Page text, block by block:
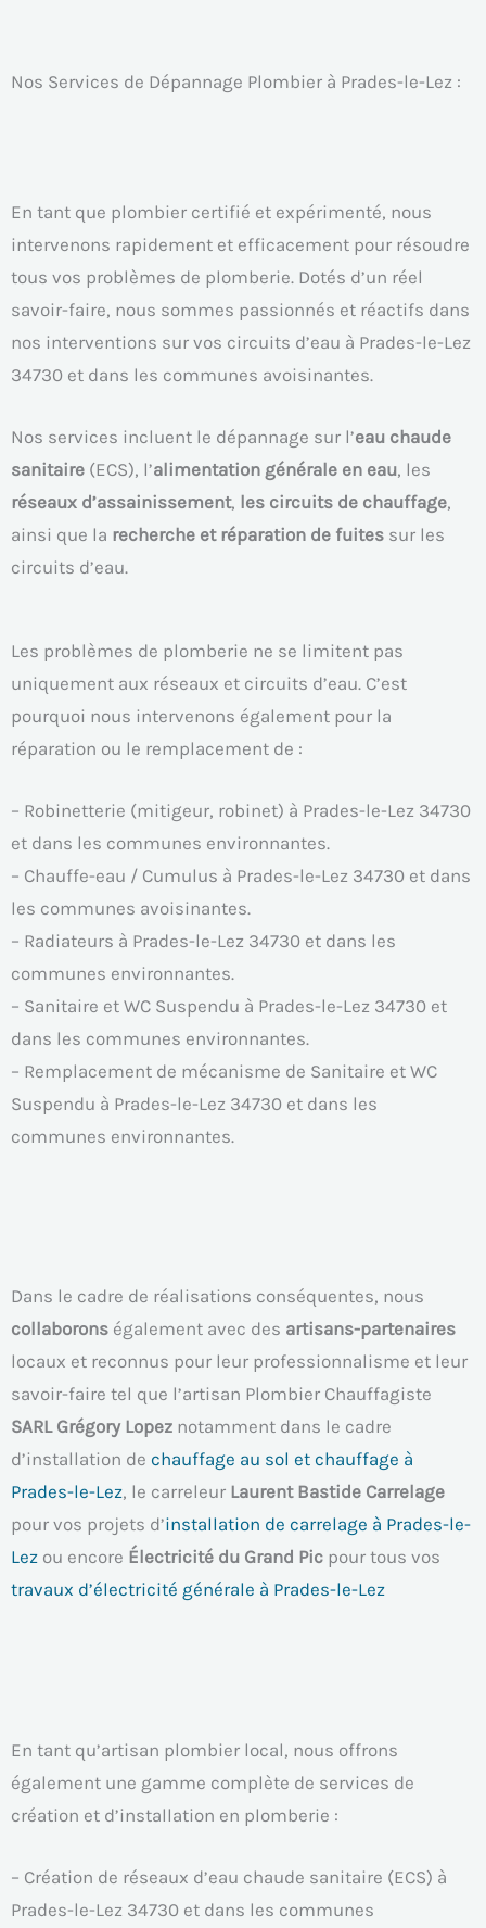
Nos Services de Dépannage Plombier à Prades-le-Lez :
En tant que plombier certifié et expérimenté, nous
intervenons rapidement et efficacement pour résoudre
tous vos problèmes de plomberie. Dotés d’un réel
savoir-faire, nous sommes passionnés et réactifs dans
nos interventions sur vos circuits d’eau à Prades-le-Lez
34730 et dans les communes avoisinantes.
Nos services incluent le dépannage sur l’eau chaude
sanitaire (ECS), l’alimentation générale en eau, les
réseaux d’assainissement, les circuits de chauffage,
ainsi que la recherche et réparation de fuites sur les
circuits d’eau.
Les problèmes de plomberie ne se limitent pas
uniquement aux réseaux et circuits d’eau. C’est
pourquoi nous intervenons également pour la
réparation ou le remplacement de :
– Robinetterie (mitigeur, robinet) à Prades-le-Lez 34730
et dans les communes environnantes.
– Chauffe-eau / Cumulus à Prades-le-Lez 34730 et dans
les communes avoisinantes.
– Radiateurs à Prades-le-Lez 34730 et dans les
communes environnantes.
– Sanitaire et WC Suspendu à Prades-le-Lez 34730 et
dans les communes environnantes.
– Remplacement de mécanisme de Sanitaire et WC
Suspendu à Prades-le-Lez 34730 et dans les
communes environnantes.
Dans le cadre de réalisations conséquentes, nous
collaborons également avec des artisans-partenaires
locaux et reconnus pour leur professionnalisme et leur
savoir-faire tel que l’artisan Plombier Chauffagiste
SARL Grégory Lopez notamment dans le cadre
d’installation de chauffage au sol et chauffage à
Prades-le-Lez, le carreleur Laurent Bastide Carrelage
pour vos projets d’installation de carrelage à Prades-le-
Lez ou encore Électricité du Grand Pic pour tous vos
travaux d’électricité générale à Prades-le-Lez
En tant qu’artisan plombier local, nous offrons
également une gamme complète de services de
création et d’installation en plomberie :
– Création de réseaux d’eau chaude sanitaire (ECS) à
Prades-le-Lez 34730 et dans les communes